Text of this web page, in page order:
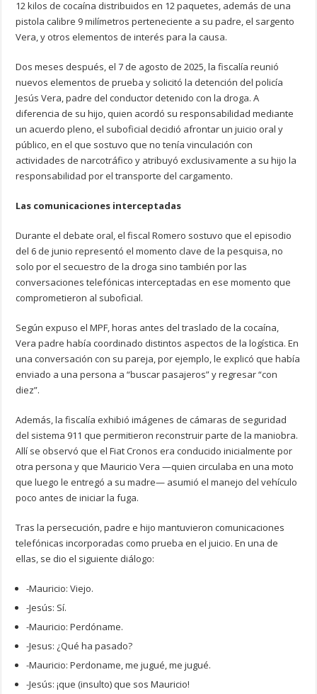
12 kilos de cocaína distribuidos en 12 paquetes, además de una
pistola calibre 9 milímetros perteneciente a su padre, el sargento
Vera, y otros elementos de interés para la causa.
Dos meses después, el 7 de agosto de 2025, la fiscalía reunió
nuevos elementos de prueba y solicitó la detención del policía
Jesús Vera, padre del conductor detenido con la droga. A
diferencia de su hijo, quien acordó su responsabilidad mediante
un acuerdo pleno, el suboficial decidió afrontar un juicio oral y
público, en el que sostuvo que no tenía vinculación con
actividades de narcotráfico y atribuyó exclusivamente a su hijo la
responsabilidad por el transporte del cargamento.
Las comunicaciones interceptadas
Durante el debate oral, el fiscal Romero sostuvo que el episodio
del 6 de junio representó el momento clave de la pesquisa, no
solo por el secuestro de la droga sino también por las
conversaciones telefónicas interceptadas en ese momento que
comprometieron al suboficial.
Según expuso el MPF, horas antes del traslado de la cocaína,
Vera padre había coordinado distintos aspectos de la logística. En
una conversación con su pareja, por ejemplo, le explicó que había
enviado a una persona a “buscar pasajeros” y regresar “con
diez”.
Además, la fiscalía exhibió imágenes de cámaras de seguridad
del sistema 911 que permitieron reconstruir parte de la maniobra.
Allí se observó que el Fiat Cronos era conducido inicialmente por
otra persona y que Mauricio Vera —quien circulaba en una moto
que luego le entregó a su madre— asumió el manejo del vehículo
poco antes de iniciar la fuga.
Tras la persecución, padre e hijo mantuvieron comunicaciones
telefónicas incorporadas como prueba en el juicio. En una de
ellas, se dio el siguiente diálogo:
-Mauricio: Viejo.
-Jesús: Sí.
-Mauricio: Perdóname.
-Jesus: ¿Qué ha pasado?
-Mauricio: Perdoname, me jugué, me jugué.
-Jesús: ¡que (insulto) que sos Mauricio!